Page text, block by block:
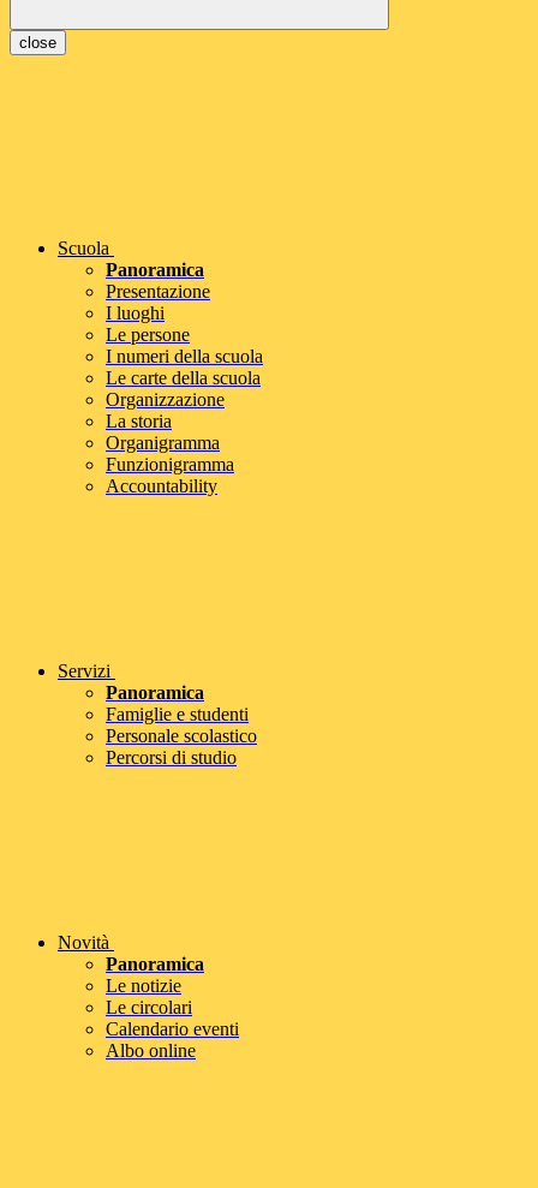
close
Scuola
Panoramica
Presentazione
I luoghi
Le persone
I numeri della scuola
Le carte della scuola
Organizzazione
La storia
Organigramma
Funzionigramma
Accountability
Servizi
Panoramica
Famiglie e studenti
Personale scolastico
Percorsi di studio
Novità
Panoramica
Le notizie
Le circolari
Calendario eventi
Albo online